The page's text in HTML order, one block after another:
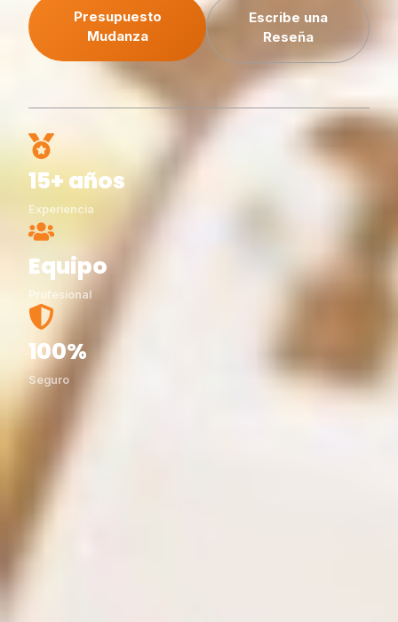
Presupuesto
Mudanza
Escribe una
Reseña
15+ años
Experiencia
Equipo
Profesional
100%
Seguro